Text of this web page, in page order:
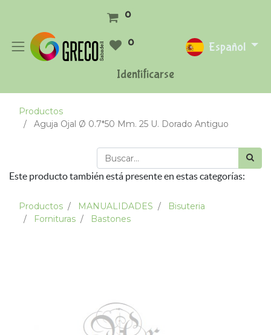
0
0
Identificarse
Español
Productos
Aguja Ojal Ø 0.7*50 Mm. 25 U. Dorado Antiguo
Este producto también está presente en estas categorías:
Productos MANUALIDADES
Bisuteria
Fornituras
Bastones